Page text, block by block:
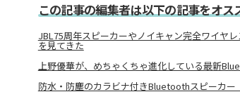
この記事の編集者は以下の記事をオス
JBL75周年スピーカーやノイキャン完全ワイヤ
を見てきた
上野優華が、めちゃくちゃ進化している最新
防水・防塵のカラビナ付きBluetoothスピーカー